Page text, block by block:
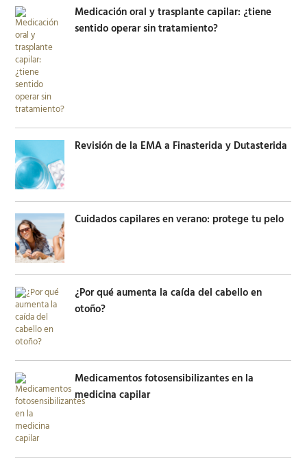
Medicación oral y trasplante capilar: ¿tiene
sentido operar sin tratamiento?
Revisión de la EMA a Finasterida y Dutasterida
Cuidados capilares en verano: protege tu pelo
¿Por qué aumenta la caída del cabello en
otoño?
Medicamentos fotosensibilizantes en la
medicina capilar